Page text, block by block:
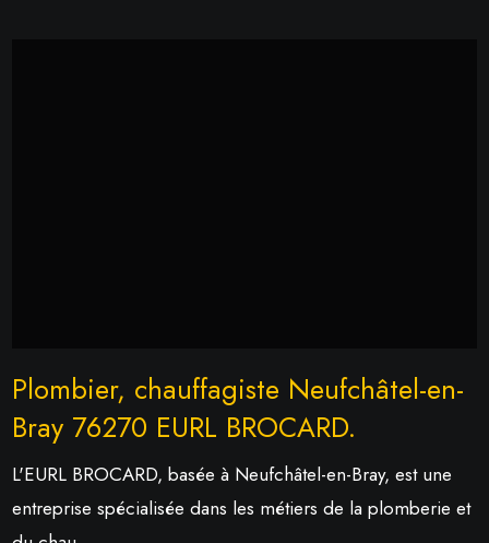
Plombier, chauffagiste Neufchâtel-en-
Bray 76270 EURL BROCARD.
L'EURL BROCARD, basée à Neufchâtel-en-Bray, est une
entreprise spécialisée dans les métiers de la plomberie et